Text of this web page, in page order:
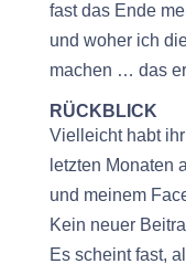
fast das Ende
und woher ich
machen … das
RÜCKBLICK
Vielleicht habt
letzten Monaten
und meinem
Kein neuer
Es scheint fast,